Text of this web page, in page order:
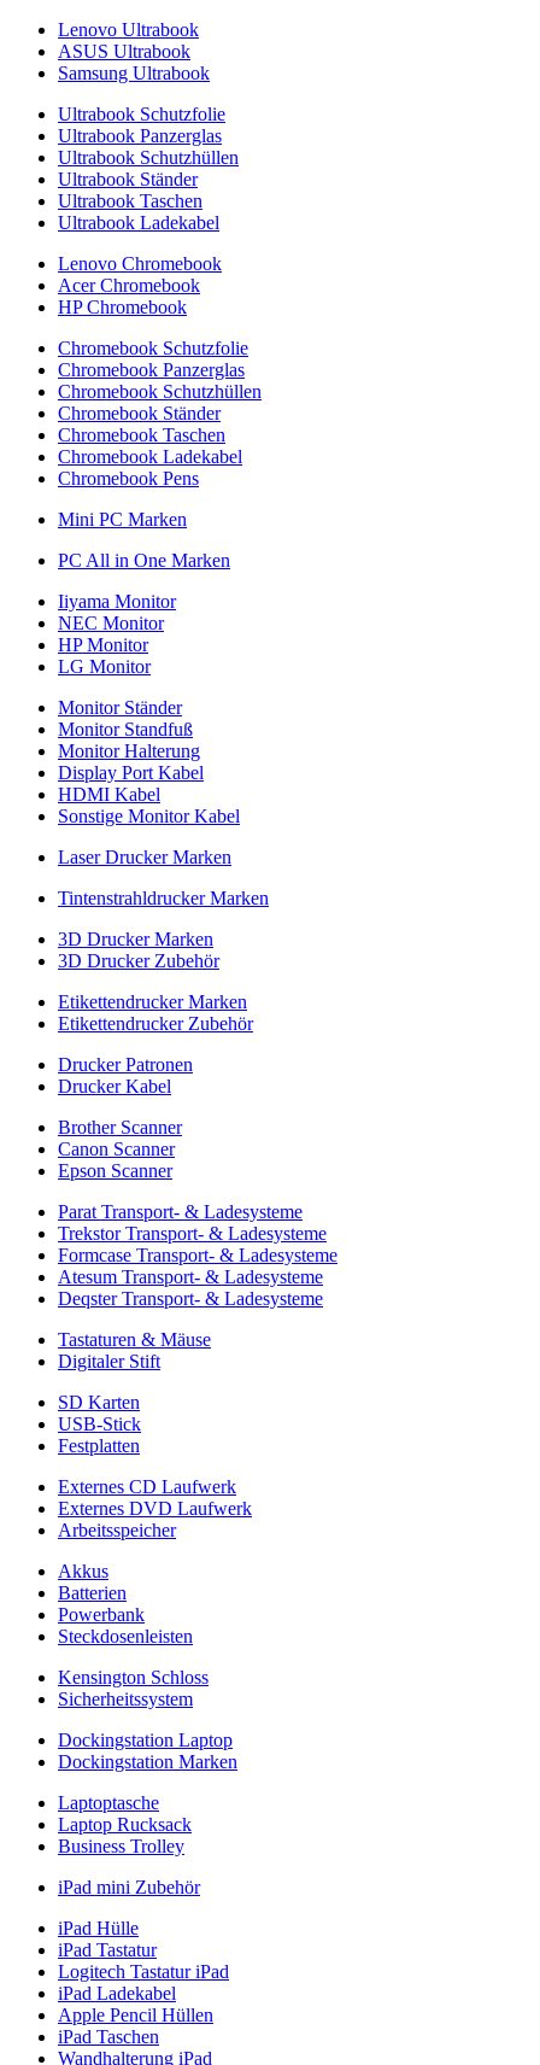
Lenovo Ultrabook
ASUS Ultrabook
Samsung Ultrabook
Ultrabook Schutzfolie
Ultrabook Panzerglas
Ultrabook Schutzhüllen
Ultrabook Ständer
Ultrabook Taschen
Ultrabook Ladekabel
Lenovo Chromebook
Acer Chromebook
HP Chromebook
Chromebook Schutzfolie
Chromebook Panzerglas
Chromebook Schutzhüllen
Chromebook Ständer
Chromebook Taschen
Chromebook Ladekabel
Chromebook Pens
Mini PC Marken
PC All in One Marken
Iiyama Monitor
NEC Monitor
HP Monitor
LG Monitor
Monitor Ständer
Monitor Standfuß
Monitor Halterung
Display Port Kabel
HDMI Kabel
Sonstige Monitor Kabel
Laser Drucker Marken
Tintenstrahldrucker Marken
3D Drucker Marken
3D Drucker Zubehör
Etikettendrucker Marken
Etikettendrucker Zubehör
Drucker Patronen
Drucker Kabel
Brother Scanner
Canon Scanner
Epson Scanner
Parat Transport- & Ladesysteme
Trekstor Transport- & Ladesysteme
Formcase Transport- & Ladesysteme
Atesum Transport- & Ladesysteme
Deqster Transport- & Ladesysteme
Tastaturen & Mäuse
Digitaler Stift
SD Karten
USB-Stick
Festplatten
Externes CD Laufwerk
Externes DVD Laufwerk
Arbeitsspeicher
Akkus
Batterien
Powerbank
Steckdosenleisten
Kensington Schloss
Sicherheitssystem
Dockingstation Laptop
Dockingstation Marken
Laptoptasche
Laptop Rucksack
Business Trolley
iPad mini Zubehör
iPad Hülle
iPad Tastatur
Logitech Tastatur iPad
iPad Ladekabel
Apple Pencil Hüllen
iPad Taschen
Wandhalterung iPad